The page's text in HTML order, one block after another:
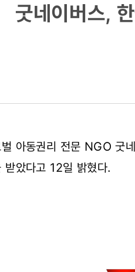
굿네이버스,
년
고
굿네이버스,
아동권리 전문 NGO 굿
받았다고 12일 밝혔다.